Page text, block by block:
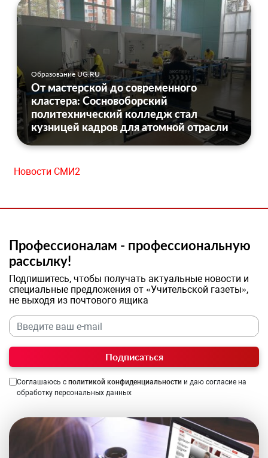
Образование UG.RU
От мастерской до современного
кластера: Сосновоборский
политехнический колледж стал
кузницей кадров для атомной отрасли
Новости СМИ2
Профессионалам - профессиональную
рассылку!
Подпишитесь, чтобы получать актуальные новости и
специальные предложения от «Учительской газеты»,
не выходя из почтового ящика
Подписаться
Соглашаюсь с политикой конфиденциальности и даю согласие на
обработку персональных данных